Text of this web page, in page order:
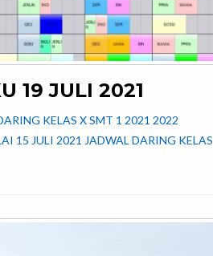
19 JULI 2021
KELAS X SMT 1 2021 2022
15 JULI 2021 JADWAL DARING KELAS